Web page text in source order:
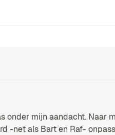
onder mijn aandacht. Naar
-net als Bart en Raf-